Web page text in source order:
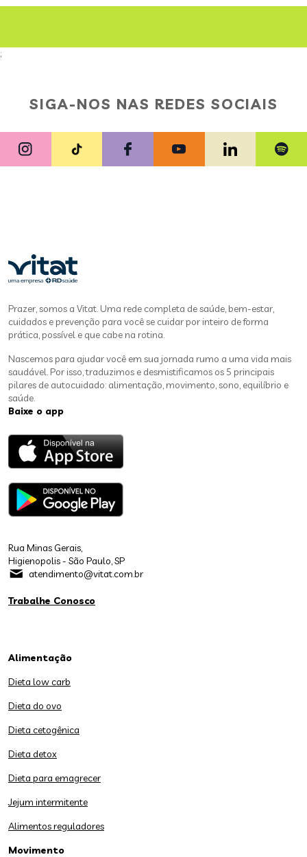
;
SIGA-NOS NAS REDES SOCIAIS
Prazer, somos a Vitat. Uma rede completa de saúde, bem-estar,
cuidados e prevenção para você se cuidar por inteiro de forma
prática, possível e que cabe na rotina.
Nascemos para ajudar você em sua jornada rumo a uma vida mais
saudável. Por isso, traduzimos e desmistificamos os 5 principais
pilares de autocuidado: alimentação, movimento, sono, equilíbrio e
saúde.
Baixe o app
Rua Minas Gerais,
Higienopolis - São Paulo, SP
atendimento@vitat.com.br
Trabalhe Conosco
Alimentação
Dieta low carb
Dieta do ovo
Dieta cetogênica
Dieta detox
Dieta para emagrecer
Jejum intermitente
Alimentos reguladores
Movimento